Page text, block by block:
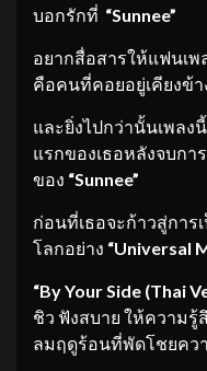
บอกรักที่ “Sunnee”
อยากสื่อสารให้แฟนเพ
คือคนที่คอยอยู่เคียงข้
และยิ่งไปกว่านั้นเพลง
แรกของเธอหลังจบก
ของ “Sunnee”
ก่อนที่เธอจะก้าวสู่การ
โลกอย่าง “Universal
“By Your Side (Thai
ชิว ฟังสบาย ให้ความรู้
ลมฤดูร้อนที่พัดโชยคว